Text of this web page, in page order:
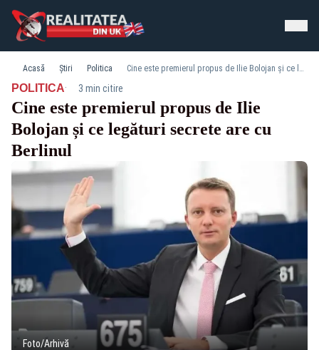
Acasă Știri Politica Cine este premierul propus de Ilie Bolojan și ce legături secrete are cu Berlinul
POLITICA· 3 min citire
Cine este premierul propus de Ilie
Bolojan și ce legături secrete are cu
Berlinul
Foto/Arhivă